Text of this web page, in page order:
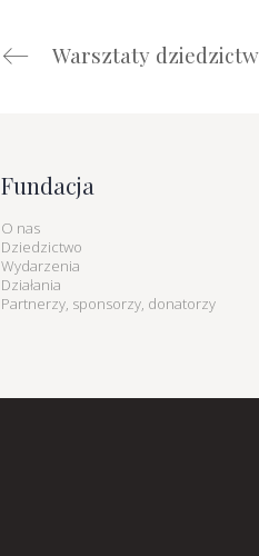
Warsztaty
Fundacja
O nas
Dziedzictwo
Wydarzenia
Działania
Partnerzy, sponsorzy, donatorzy